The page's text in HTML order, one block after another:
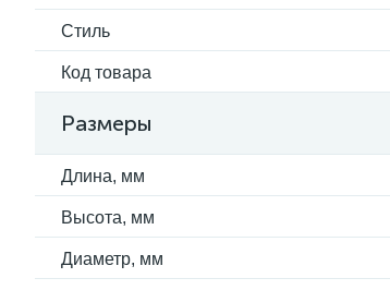
Стиль
Код товара
Размеры
Длина, мм
Высота, мм
Диаметр, мм